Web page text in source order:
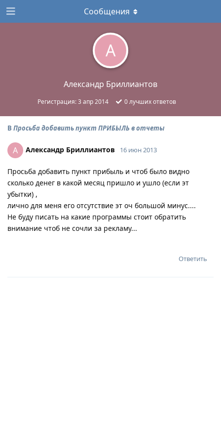
А
Александр Бриллиантов
Регистрация:3 апр 2014 0лучших ответов
Сообщения
В Просьба добавить пункт ПРИБЫЛЬ в отчеты
А Александр Бриллиантов 16 июн 2013
Просьба добавить пункт прибыль и чтоб было видно
сколько денег в какой месяц пришло и ушло (если эт
убытки) ,
лично для меня его отсутствие эт оч большой минус....
Не буду писать на какие программы стоит обратить
внимание чтоб не сочли за рекламу...
Ответить